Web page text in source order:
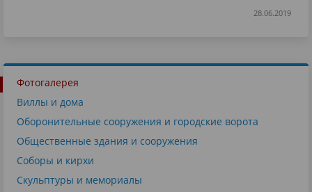
28.06.2019
Фотогалерея
Виллы и дома
Оборонительные сооружения и городские ворота
Общественные здания и сооружения
Соборы и кирхи
Скульптуры и мемориалы